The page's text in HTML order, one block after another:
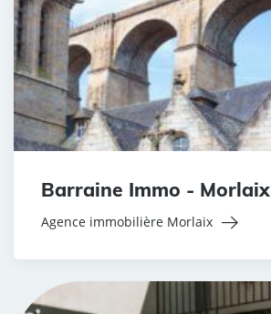
Barraine Immo - Morlaix
Agence immobilière Morlaix